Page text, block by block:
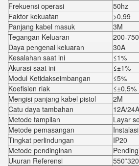
Frekuensi operasi
50hz
Faktor kekuatan
>0,99
Panjang kabel masuk
3M
Tegangan Keluaran
200-
Daya pengenal keluaran
30A
Kesalahan saat ini
≤1%
Akurasi saat ini
≤±1%
Modul Ketidakseimbangan
≤5%
Koefisien riak
≤±0,5%
Mengisi panjang kabel pistol
2M
Catu daya tambahan
12A/24A
Metode tampilan
Layar
Metode pemasangan
Tingkat perlindungan
IP20
Metode pendinginan
Ukuran Referensi